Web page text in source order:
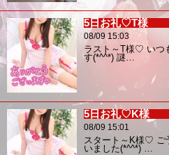
5日お礼♡T様
08/09 15:03
ラスト～T様♡ いつ
す(*^^*) 謎…
5日お礼♡K様
08/09 15:01
スタート～K様♡ ご
いました(*^^*) …